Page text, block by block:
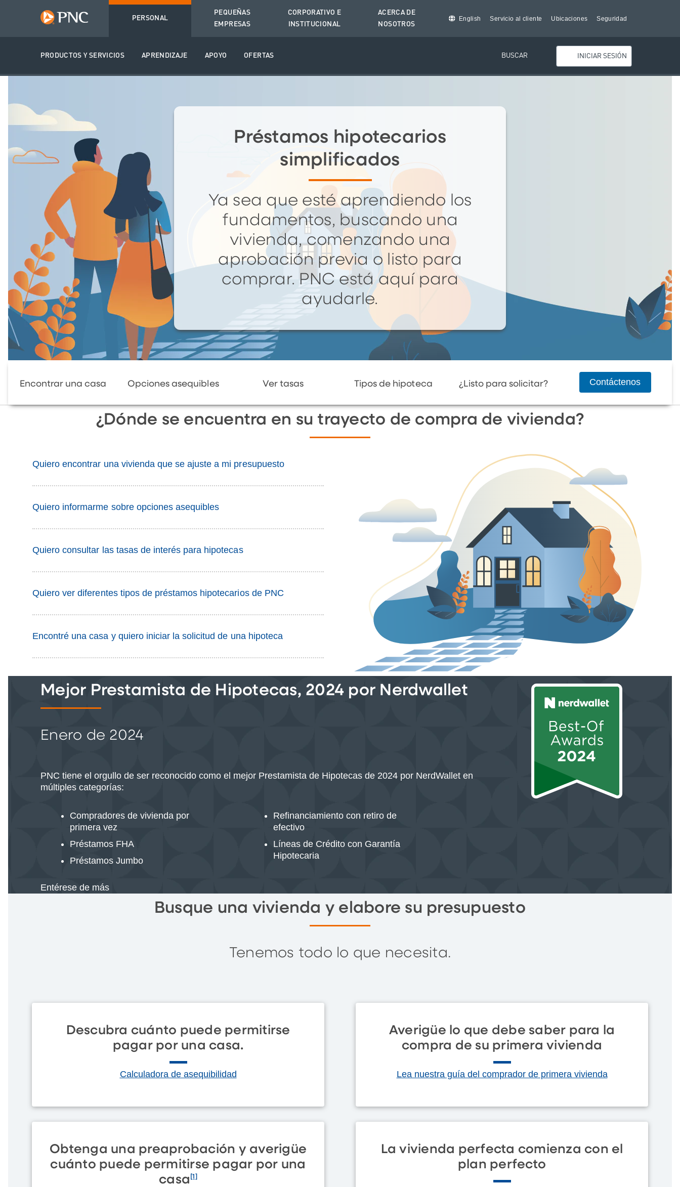
PERSONAL
PRODUCTOS Y SERVICIOS APRENDIZAJE APOYO OFERTAS
PEQUEÑAS
EMPRESAS
CORPORATIVO E
INSTITUCIONAL
ACERCA DE
NOSOTROS
English Servicio al cliente Ubicaciones Seguridad
BUSCAR INICIAR SESIÓN
Préstamos hipotecarios
simplificados
Ya sea que esté aprendiendo los
fundamentos, buscando una
vivienda, comenzando una
aprobación previa o listo para
comprar. PNC está aquí para
ayudarle.
Encontrar una casa Opciones asequibles Ver tasas Tipos de hipoteca ¿Listo para solicitar? Contáctenos
¿Dónde se encuentra en su trayecto de compra de vivienda?
Quiero encontrar una vivienda que se ajuste a mi presupuesto
Quiero informarme sobre opciones asequibles
Quiero consultar las tasas de interés para hipotecas
Quiero ver diferentes tipos de préstamos hipotecarios de PNC
Encontré una casa y quiero iniciar la solicitud de una hipoteca
Mejor Prestamista de Hipotecas, 2024 por Nerdwallet
Enero de 2024
PNC tiene el orgullo de ser reconocido como el mejor Prestamista de Hipotecas de 2024 por NerdWallet en
múltiples categorías:
Compradores de vivienda por
primera vez
Préstamos FHA
Préstamos Jumbo
Refinanciamiento con retiro de
efectivo
Líneas de Crédito con Garantía
Hipotecaria
Entérese de más
Busque una vivienda y elabore su presupuesto
Tenemos todo lo que necesita.
Descubra cuánto puede permitirse
pagar por una casa.
Calculadora de asequibilidad
Averigüe lo que debe saber para la
compra de su primera vivienda
Lea nuestra guía del comprador de primera vivienda
Obtenga una preaprobación y averigüe
cuánto puede permitirse pagar por una
casa [1]
La vivienda perfecta comienza con el
plan perfecto